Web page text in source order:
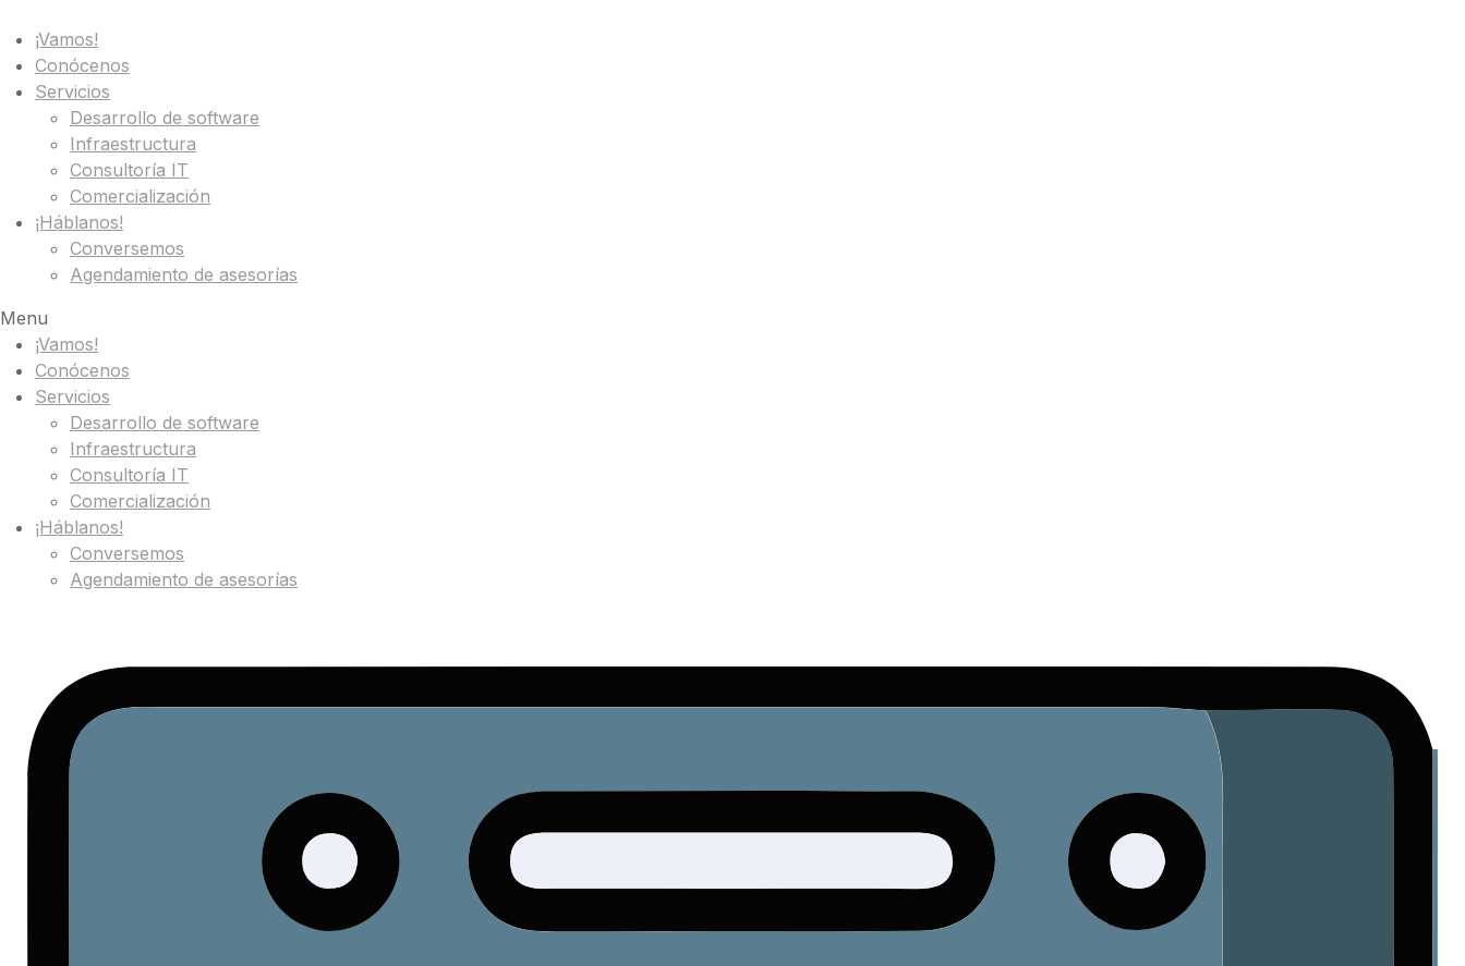
¡Vamos!
Conócenos
Servicios
Desarrollo de software
Infraestructura
Consultoría IT
Comercialización
¡Háblanos!
Conversemos
Agendamiento de asesorías
Menu
¡Vamos!
Conócenos
Servicios
Desarrollo de software
Infraestructura
Consultoría IT
Comercialización
¡Háblanos!
Conversemos
Agendamiento de asesorías